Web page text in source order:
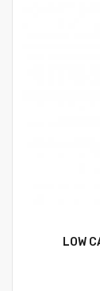
LOW